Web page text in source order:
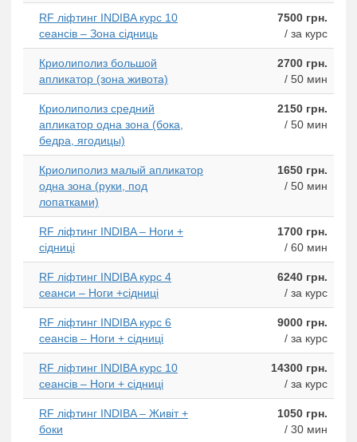
RF ліфтинг INDIBA курс 10
сеансів – Зона сідниць
7500 грн.
/ за курс
Криолиполиз большой
апликатор (зона живота)
2700 грн.
/ 50 мин
Криолиполиз средний
апликатор одна зона (бока,
бедра, ягодицы)
2150 грн.
/ 50 мин
Криолиполиз малый апликатор
одна зона (руки, под
лопатками)
1650 грн.
/ 50 мин
RF ліфтинг INDIBA – Ноги +
сідниці
1700 грн.
/ 60 мин
RF ліфтинг INDIBA курс 4
сеанси – Ноги +сідниці
6240 грн.
/ за курс
RF ліфтинг INDIBA курс 6
сеансів – Ноги + сідниці
9000 грн.
/ за курс
RF ліфтинг INDIBA курс 10
сеансів – Ноги + сідниці
14300 грн.
/ за курс
RF ліфтинг INDIBA – Живіт +
боки
1050 грн.
/ 30 мин